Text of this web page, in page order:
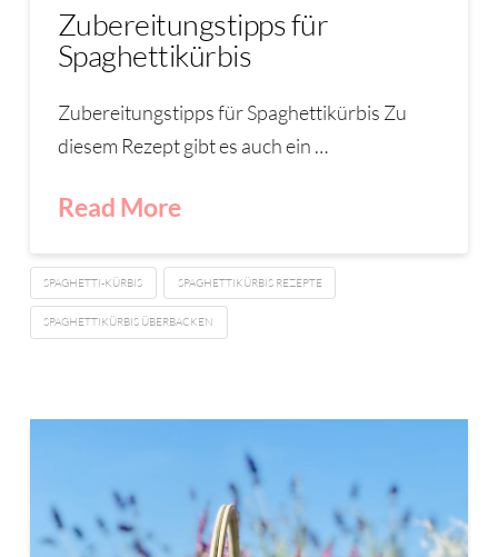
Zubereitungstipps für
Spaghettikürbis
Zubereitungstipps für Spaghettikürbis Zu
diesem Rezept gibt es auch ein …
Read More
SPAGHETTI-KÜRBIS SPAGHETTIKÜRBIS REZEPTE
SPAGHETTIKÜRBIS ÜBERBACKEN